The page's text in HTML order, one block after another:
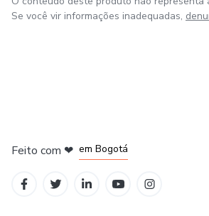
Se você vir informações inadequadas,
Feito com ❤ em Bogotá